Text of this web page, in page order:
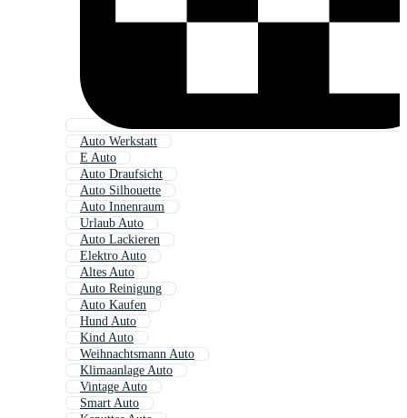
Auto Werkstatt
E Auto
Auto Draufsicht
Auto Silhouette
Auto Innenraum
Urlaub Auto
Auto Lackieren
Elektro Auto
Altes Auto
Auto Reinigung
Auto Kaufen
Hund Auto
Kind Auto
Weihnachtsmann Auto
Klimaanlage Auto
Vintage Auto
Smart Auto